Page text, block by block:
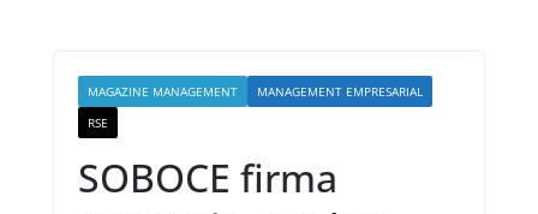
MAGAZINE MANAGEMENT
MANAGEMENT EMPRESARIAL
RSE
SOBOCE firma